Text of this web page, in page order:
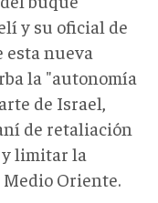
y su oficial de
esta nueva
la "autonomía
de Israel,
de retaliación
limitar la
Oriente.